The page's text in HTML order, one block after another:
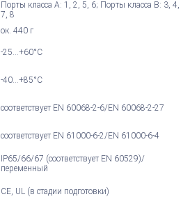
Порты класса А: 1, 2, 5, 6; Порты класса B: 3, 4,
7, 8
ок. 440 г
-25...+60°С
-40...+85°С
соответствует EN 60068-2-6/EN 60068-2-27
соответствует EN 61000-6-2/EN 61000-6-4
IP65/66/67 (соответствует EN 60529)/
переменный
CE, UL (в стадии подготовки)